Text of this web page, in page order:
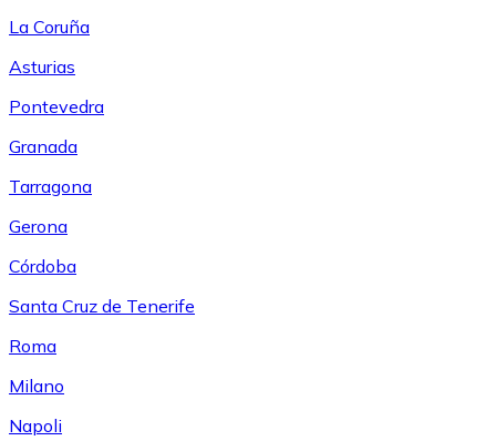
La Coruña
Asturias
Pontevedra
Granada
Tarragona
Gerona
Córdoba
Santa Cruz de Tenerife
Roma
Milano
Napoli